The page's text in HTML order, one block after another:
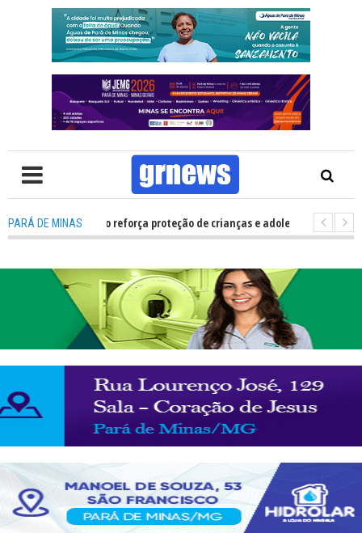
PARÁ DE MINAS
Multivacinação reforça proteção de crianças e adolescentes em Pará